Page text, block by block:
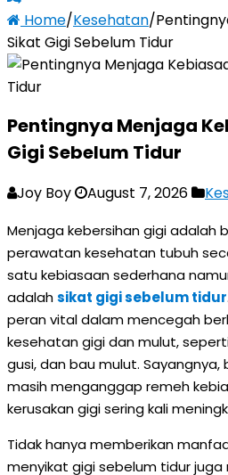
Home/Kesehatan/
Sikat Gigi Sebelum Tidur
Pentingnya Menjaga
Gigi Sebelum Tidur
Joy Boy August 7, 2026
Menjaga kebersihan gigi adalah
perawatan kesehatan tubuh
satu kebiasaan sederhana
adalahsikat gigi sebelum tidur
peran vital dalam mencegah
kesehatan gigi dan mulut,
gusi, dan bau mulut. Sayangnya,
masih menganggap remeh
kerusakan gigi sering kali
Tidak hanya memberikan
menyikat gigi sebelum tidur